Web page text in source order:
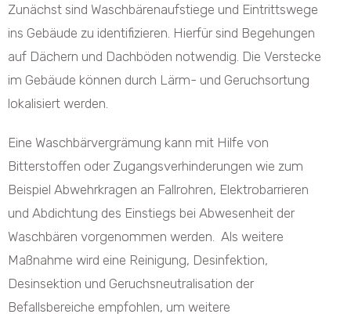
Zunächst sind Waschbärenaufstiege und Eintrittswege
ins Gebäude zu identifizieren. Hierfür sind Begehungen
auf Dächern und Dachböden notwendig. Die Verstecke
im Gebäude können durch Lärm- und Geruchsortung
lokalisiert werden.
Eine Waschbärvergrämung kann mit Hilfe von
Bitterstoffen oder Zugangsverhinderungen wie zum
Beispiel Abwehrkragen an Fallrohren, Elektrobarrieren
und Abdichtung des Einstiegs bei Abwesenheit der
Waschbären vorgenommen werden. Als weitere
Maßnahme wird eine Reinigung, Desinfektion,
Desinsektion und Geruchsneutralisation der
Befallsbereiche empfohlen, um weitere